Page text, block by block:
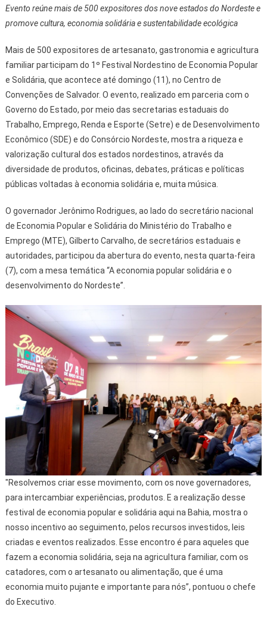
Evento reúne mais de 500 expositores dos nove estados do Nordeste e
promove cultura, economia solidária e sustentabilidade ecológica
Mais de 500 expositores de artesanato, gastronomia e agricultura
familiar participam do 1º Festival Nordestino de Economia Popular
e Solidária, que acontece até domingo (11), no Centro de
Convenções de Salvador. O evento, realizado em parceria com o
Governo do Estado, por meio das secretarias estaduais do
Trabalho, Emprego, Renda e Esporte (Setre) e de Desenvolvimento
Econômico (SDE) e do Consórcio Nordeste, mostra a riqueza e
valorização cultural dos estados nordestinos, através da
diversidade de produtos, oficinas, debates, práticas e políticas
públicas voltadas à economia solidária e, muita música.
O governador Jerônimo Rodrigues, ao lado do secretário nacional
de Economia Popular e Solidária do Ministério do Trabalho e
Emprego (MTE), Gilberto Carvalho, de secretários estaduais e
autoridades, participou da abertura do evento, nesta quarta-feira
(7), com a mesa temática “A economia popular solidária e o
desenvolvimento do Nordeste”.
"Resolvemos criar esse movimento, com os nove governadores,
para intercambiar experiências, produtos. E a realização desse
festival de economia popular e solidária aqui na Bahia, mostra o
nosso incentivo ao seguimento, pelos recursos investidos, leis
criadas e eventos realizados. Esse encontro é para aqueles que
fazem a economia solidária, seja na agricultura familiar, com os
catadores, com o artesanato ou alimentação, que é uma
economia muito pujante e importante para nós”, pontuou o chefe
do Executivo.